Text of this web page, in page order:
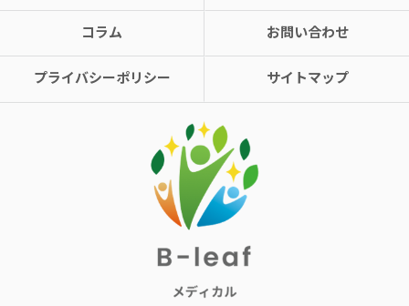
コラム
お問い合わせ
プライバシーポリシー
サイトマップ